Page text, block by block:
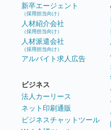
新卒エージェント
（採用担当向け）
人材紹介会社
（採用担当向け）
人材派遣会社
（採用担当向け）
アルバイト求人広告
ビジネス
法人カーリース
ネット印刷通販
ビジネスチャットツール